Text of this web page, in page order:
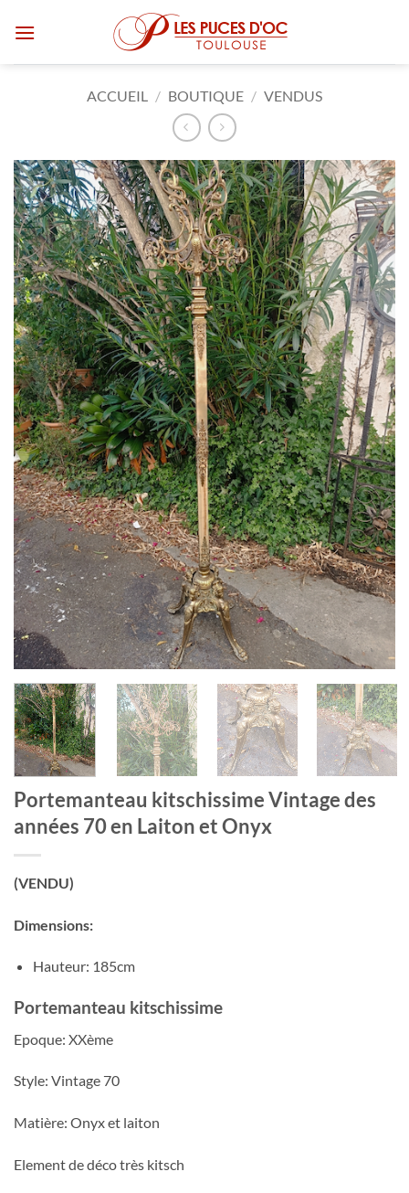
ACCUEIL / BOUTIQUE / VENDUS
Portemanteau kitschissime Vintage des
années 70 en Laiton et Onyx
(VENDU)
Dimensions:
Hauteur: 185cm
Portemanteau kitschissime
Epoque: XXème
Style: Vintage 70
Matière: Onyx et laiton
Element de déco très kitsch